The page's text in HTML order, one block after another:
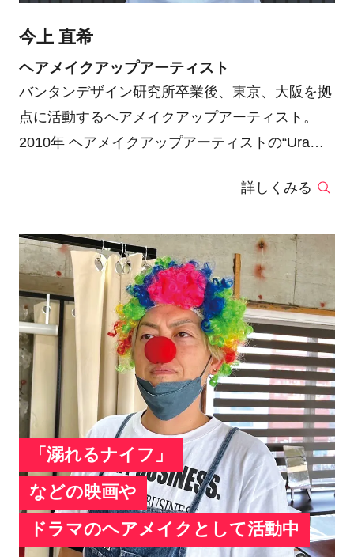
今上 直希
ヘアメイクアップアーティスト
バンタンデザイン研究所卒業後、東京、大阪を拠
点に活動するヘアメイクアップアーティスト。
2010年 ヘアメイクアップアーティストの“Ura
渡仏をきっかけに独立。その後4年間は大阪を拠
中心に活動。現 在は 広告 、ファッション 、雑
誌、アーティスト専属、タレント専属など、多岐
に渡り活躍中。
詳しくみる
「溺れるナイフ」
などの映画や
ドラマのヘアメイクとして活動中